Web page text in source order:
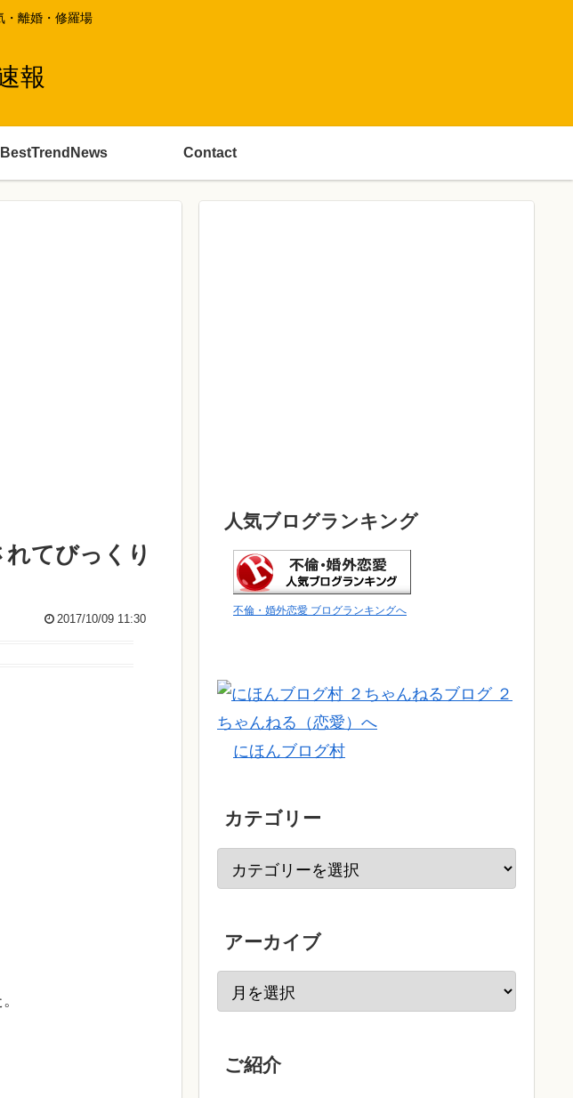
・離婚・修羅場
報
BestTrendNews Contact
れてびっくり
2017/10/09 11:30
人気ブログランキング
不倫・婚外恋愛 ブログランキングへ
にほんブログ村
カテゴリー
アーカイブ
ご紹介